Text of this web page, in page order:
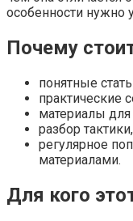
особенности нужно
Почему
понятные
практические
материалы
разбор
регулярное
материалами.
Для кого